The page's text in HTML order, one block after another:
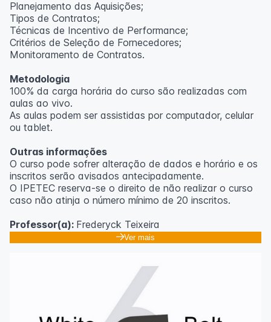
Planejamento das Aquisições;
Tipos de Contratos;
Técnicas de Incentivo de Performance;
Critérios de Seleção de Fornecedores;
Monitoramento de Contratos.
Metodologia
100% da carga horária do curso são realizadas com
aulas ao vivo.
As aulas podem ser assistidas por computador, celular
ou tablet.
Outras informações
O curso pode sofrer alteração de dados e horário e os
inscritos serão avisados ​​antecipadamente.
O IPETEC reserva-se o direito de não realizar o curso
caso não atinja o número mínimo de 20 inscritos.
Professor(a): Frederyck Teixeira
Ver mais